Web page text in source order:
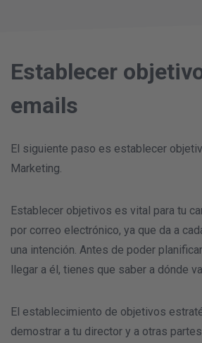
Establecer
emails
El siguiente paso es establecer
Marketing.
Establecer objetivos es vital para tu
por correo electrónico, ya que da a
una intención. Antes de poder
llegar a él, tienes que saber a dónde
El establecimiento de objetivos
demostrar a tu director y a otras